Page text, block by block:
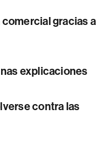
gracias a
explicaciones
contra las